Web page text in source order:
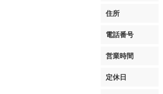
住所
電話番号
営業時間
定休日